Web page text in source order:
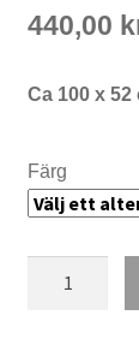
440,00
Ca 100 x 52
Färg